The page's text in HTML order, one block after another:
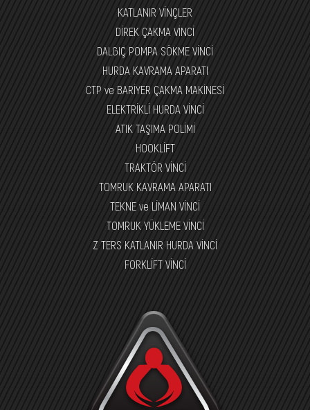
KATLANIR VİNÇLER
DİREK ÇAKMA VİNCİ
DALGIÇ POMPA SÖKME VİNCİ
HURDA KAVRAMA APARATI
CTP ve BARİYER ÇAKMA MAKİNESİ
ELEKTRİKLİ HURDA VİNCİ
ATIK TAŞIMA POLİMİ
HOOKLİFT
TRAKTÖR VİNCİ
TOMRUK KAVRAMA APARATI
TEKNE ve LİMAN VİNCİ
TOMRUK YÜKLEME VİNCİ
Z TERS KATLANIR HURDA VİNCİ
FORKLİFT VİNCİ